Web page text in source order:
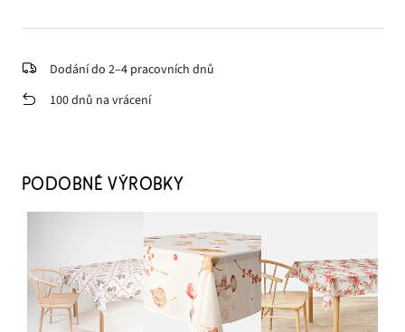
Dodání do 2–4 pracovních dnů
100 dnů na vrácení
PODOBNÉ VÝROBKY